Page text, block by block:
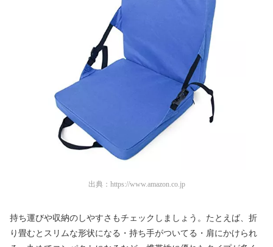
出典： https://www.amazon.co.jp
持ち運びや収納のしやすさもチェック しましょう。たとえば、折
り畳むとスリムな形状になる・持ち手がついてる・肩にかけられ